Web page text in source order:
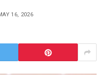
16, 2026